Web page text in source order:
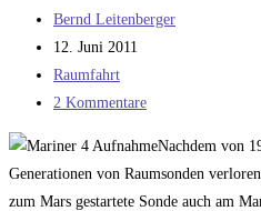
Beitrags-
Autor:
Bernd Leitenberger
Beitrag
veröffentlicht:
12. Juni 2011
Beitrags-
Kategorie:
Raumfahrt
Beitrags-
2 Kommentare
Nachdem von
Generationen von Raumsonden
zum Mars gestartete Sonde auch am